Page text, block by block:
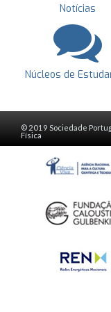
Notícias
Núcleos de
© 2019 Sociedade
Física